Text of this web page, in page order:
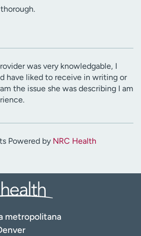
was very knowledgable, I
have liked to receive in writing or
the issue she was describing I am
Powered by NRC Health
metropolitana